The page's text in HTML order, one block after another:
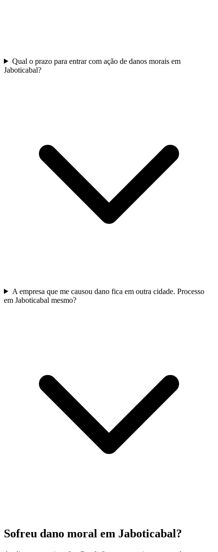
Qual o prazo para entrar com ação de danos morais em
Jaboticabal?
A empresa que me causou dano fica em outra cidade. Processo
em Jaboticabal mesmo?
Sofreu dano moral em Jaboticabal?